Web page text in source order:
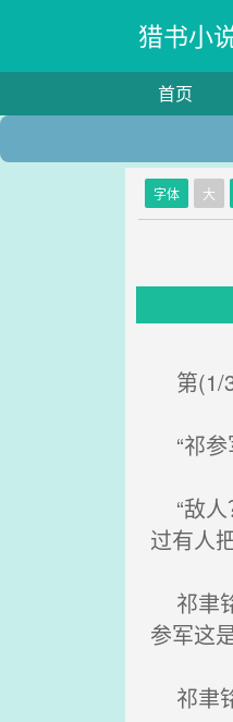
猎书小
首页
字体 大
第(1/
“祁参
“敌人
过有人
祁聿
参军这
祁聿